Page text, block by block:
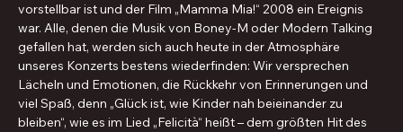
vorstellbar ist und der Film „Mamma Mia!“ 2008 ein Ereignis
war. Alle, denen die Musik von Boney-M oder Modern Talking
gefallen hat, werden sich auch heute in der Atmosphäre
unseres Konzerts bestens wiederfinden: Wir versprechen
Lächeln und Emotionen, die Rückkehr von Erinnerungen und
viel Spaß, denn „Glück ist, wie Kinder nah beieinander zu
bleiben“, wie es im Lied „Felicità“ heißt – dem größten Hit des